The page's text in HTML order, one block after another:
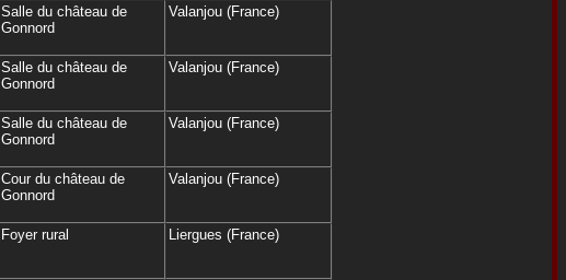
Salle du château de
Gonnord
Valanjou (France)
Salle du château de
Gonnord
Valanjou (France)
Salle du château de
Gonnord
Valanjou (France)
Cour du château de
Gonnord
Valanjou (France)
Foyer rural Liergues (France)